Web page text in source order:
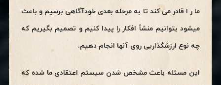
ما ر ا قادر می کند تا به مرحله بعدی خودآگاهی برسیم و باعث
میشود بتوانیم منشأ افکار را پیدا کنیم و تصمیم بگیریم که
چه نوع ارزشگذاریی روی آنها انجام دهیم.
این مسئله باعث مشخص شدن سیستم اعتقادی ما شده که